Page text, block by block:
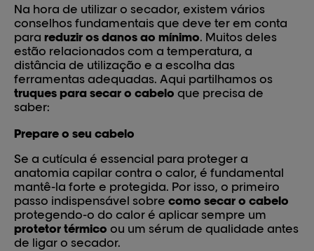
Na hora de utilizar o secador, existem vários
conselhos fundamentais que deve ter em conta
para reduzir os danos ao mínimo. Muitos deles
estão relacionados com a temperatura, a
distância de utilização e a escolha das
ferramentas adequadas. Aqui partilhamos os
truques para secar o cabelo que precisa de
saber:
Prepare o seu cabelo
Se a cutícula é essencial para proteger a
anatomia capilar contra o calor, é fundamental
mantê-la forte e protegida. Por isso, o primeiro
passo indispensável sobre como secar o cabelo
protegendo-o do calor é aplicar sempre um
protetor térmico ou um sérum de qualidade antes
de ligar o secador.